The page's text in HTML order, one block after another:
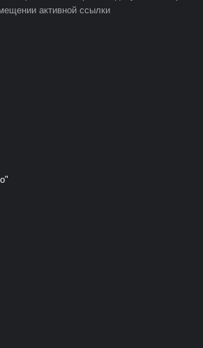
активной ссылки